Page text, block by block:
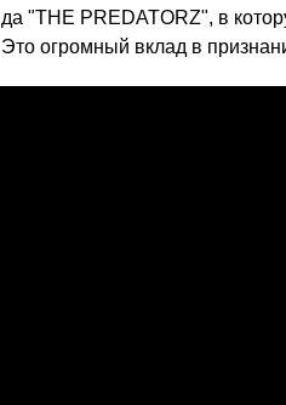
"THE PREDATORZ", в
огромный вклад в